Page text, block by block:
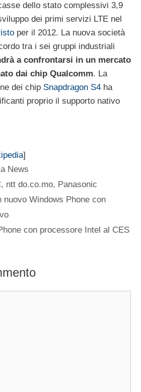
dello stato complessivi 3,9
dei primi servizi LTE nel
per il 2012. La nuova società
tra i sei gruppi industriali
a confrontarsi in un mercato
dai chip Qualcomm. La
dei chip Snapdragon S4 ha
proprio il supporto nativo
]
News
, ntt do.co.mo, Panasonic
nuovo Windows Phone con
con processore Intel al CES